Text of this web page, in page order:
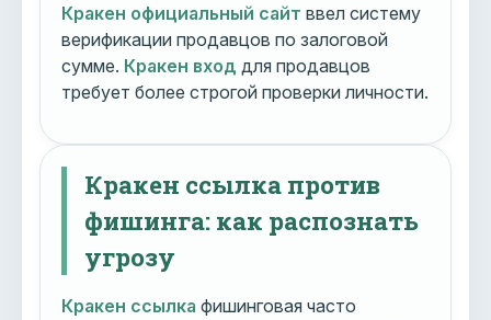
Кракен официальный сайт ввел систему
верификации продавцов по залоговой
сумме. Кракен вход для продавцов
требует более строгой проверки личности.
Кракен ссылка против
фишинга: как распознать
угрозу
Кракен ссылка фишинговая часто